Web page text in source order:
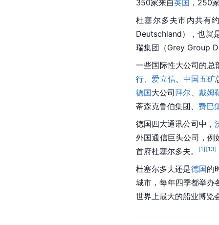
350家来自英国 ，250
杜塞尔多夫市内共有
Deutschland），也就
瑞集团（Grey Group
一些国际性大公司的
行
爱立信、中国五矿
德国大公司拜尔
戴姆
蒂森克鲁伯集团、 费巴
德国四大通讯公司中，
外国通信巨头公司，例
首府杜塞尔多夫。
[1] [13]
杜塞尔多夫还是德国的
城市，每年四季都举办
世界上最大的船业博览